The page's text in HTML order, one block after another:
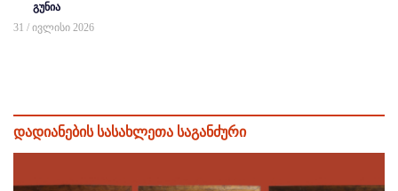
გუნია
31 / ივლისი 2026
დადიანების სასახლეთა საგანძური